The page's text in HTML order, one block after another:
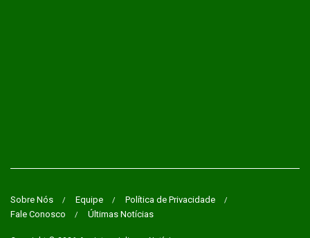
Sobre Nós Equipe
Política de Privacidade
Fale Conosco
Últimas Notícias